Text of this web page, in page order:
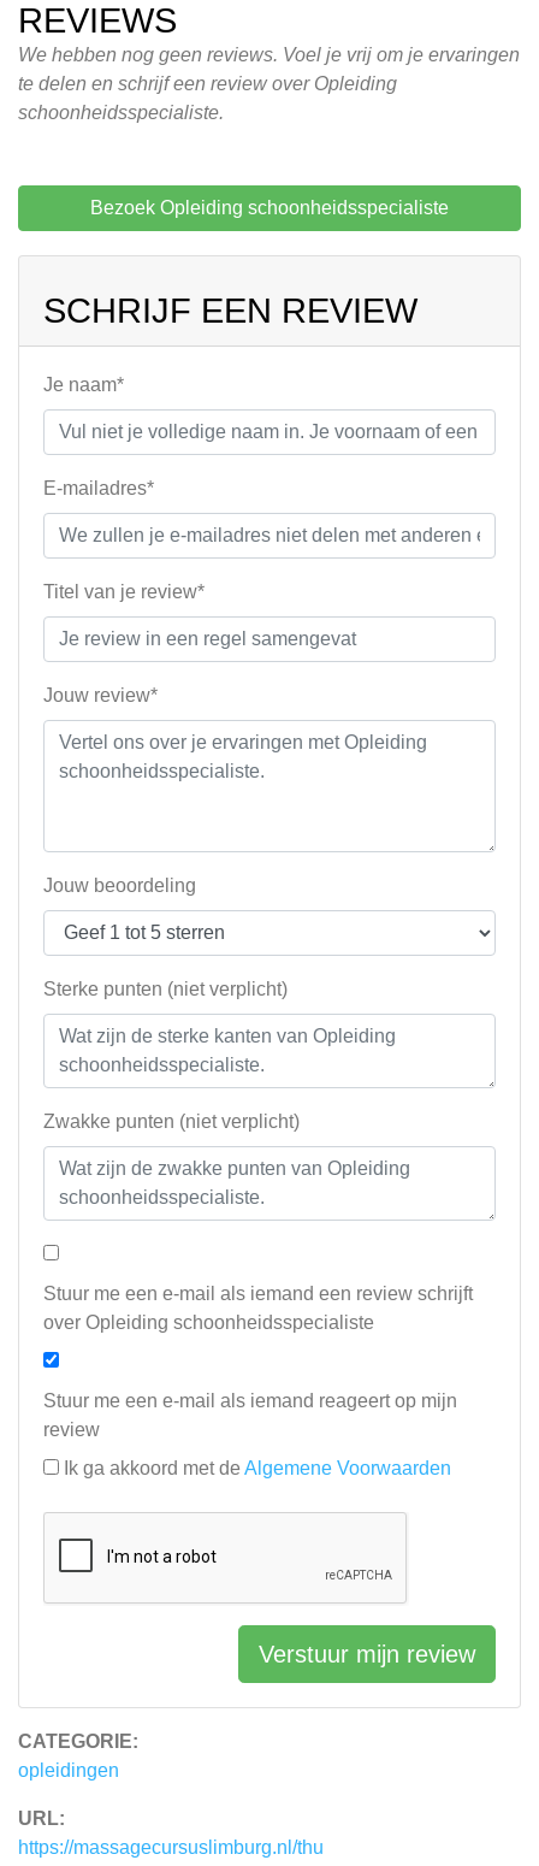
CATEGORIE:
opleidingen
URL:
https://massagecursuslimburg.nl/thu
REVIEWS
We hebben nog geen reviews. Voel je vrij om je ervaringen
te delen en schrijf een review over Opleiding
schoonheidsspecialiste.
Bezoek Opleiding schoonheidsspecialiste
SCHRIJF EEN REVIEW
Je naam*
E-mailadres*
Titel van je review*
Jouw review*
Jouw beoordeling
Sterke punten (niet verplicht)
Zwakke punten (niet verplicht)
Stuur me een e-mail als iemand een review schrijft
over Opleiding schoonheidsspecialiste
Stuur me een e-mail als iemand reageert op mijn
review
Ik ga akkoord met de Algemene Voorwaarden
Verstuur mijn review